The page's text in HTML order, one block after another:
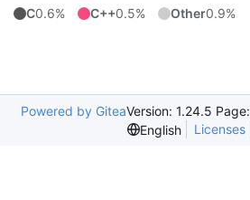
C0.6% C++0.5% Other0.9%
Powered by GiteaVersion: 1.24.5 Page:
English
Licenses